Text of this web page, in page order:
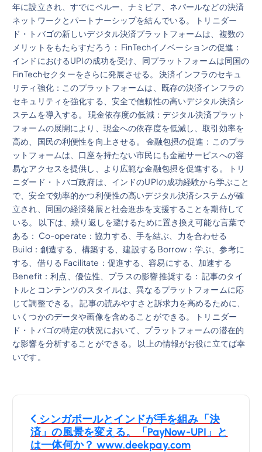
年に設立され、すでにペルー、ナミビア、ネパールなどの決済
ネットワークとパートナーシップを結んでいる。 トリニダー
ド・トバゴの新しいデジタル決済プラットフォームは、複数の
メリットをもたらすだろう： FinTechイノベーションの促進：
インドにおけるUPIの成功を受け、同プラットフォームは同国の
FinTechセクターをさらに発展させる。 決済インフラのセキュ
リティ強化：このプラットフォームは、既存の決済インフラの
セキュリティを強化する、安全で信頼性の高いデジタル決済シ
ステムを導入する。 現金依存度の低減：デジタル決済プラット
フォームの展開により、現金への依存度を低減し、取引効率を
高め、国民の利便性を向上させる。 金融包摂の促進：このプラ
ットフォームは、口座を持たない市民にも金融サービスへの容
易なアクセスを提供し、より広範な金融包摂を促進する。 トリ
ニダード・トバゴ政府は、インドのUPIの成功経験から学ぶこと
で、安全で効率的かつ利便性の高いデジタル決済システムが確
立され、同国の経済発展と社会進歩を支援することを期待して
いる。 以下は、繰り返しを避けるために置き換え可能な言葉で
ある： Co-operate：協力する、手を結ぶ、力を合わせる
Build：創造する、構築する、建設する Borrow：学ぶ、参考に
する、借りる Facilitate：促進する、容易にする、加速する
Benefit：利点、優位性、プラスの影響 推奨する： 記事のタイ
トルとコンテンツのスタイルは、異なるプラットフォームに応
じて調整できる。 記事の読みやすさと訴求力を高めるために、
いくつかのデータや画像を含めることができる。 トリニダー
ド・トバゴの特定の状況において、プラットフォームの潜在的
な影響を分析することができる。 以上の情報がお役に立てば幸
いです。
投
稿
シンガポールとインドが手を組み「決
済」の風景を変える。「PayNow-UPI」と
は一体何か？ www.deekpay.com